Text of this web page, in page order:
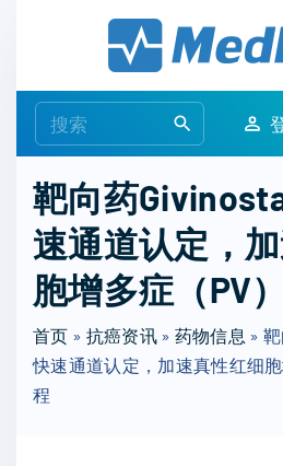
e
r
c
h
r
:
靶向药
速通道认定，
胞增多症（PV
首页 » 抗癌资讯» 药物信息 »
快速通道认定，加速真性红细
程